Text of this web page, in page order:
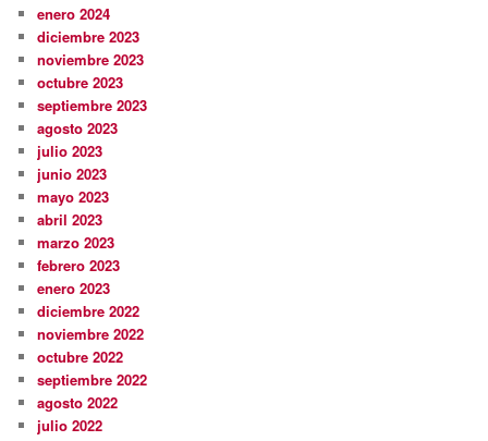
enero 2024
diciembre 2023
noviembre 2023
octubre 2023
septiembre 2023
agosto 2023
julio 2023
junio 2023
mayo 2023
abril 2023
marzo 2023
febrero 2023
enero 2023
diciembre 2022
noviembre 2022
octubre 2022
septiembre 2022
agosto 2022
julio 2022